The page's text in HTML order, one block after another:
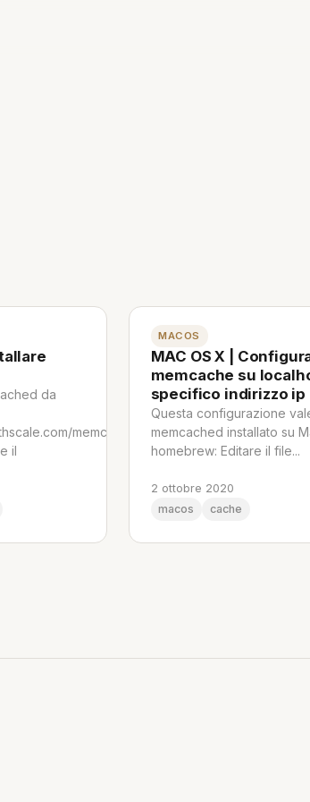
da
memcached-
il
MACOS
MAC OS X |
memcache su
specifico indirizzo ip
Questa configurazione
memcached installato su
homebrew: Editare il file...
2 ottobre 2020
macos
cache